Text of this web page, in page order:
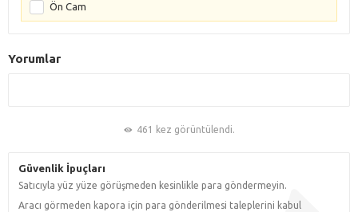
Ön Cam
Yorumlar
461 kez görüntülendi.
Güvenlik İpuçları
Satıcıyla yüz yüze görüşmeden kesinlikle para göndermeyin.
Aracı görmeden kapora için para gönderilmesi taleplerini kabul